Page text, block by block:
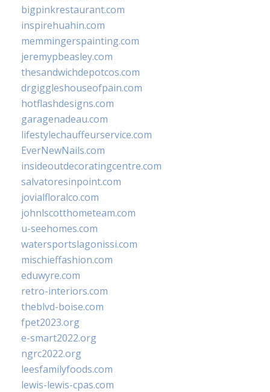
bigpinkrestaurant.com
inspirehuahin.com
memmingerspainting.com
jeremypbeasley.com
thesandwichdepotcos.com
drgiggleshouseofpain.com
hotflashdesigns.com
garagenadeau.com
lifestylechauffeurservice.com
EverNewNails.com
insideoutdecoratingcentre.com
salvatoresinpoint.com
jovialfloralco.com
johnlscotthometeam.com
u-seehomes.com
watersportslagonissi.com
mischieffashion.com
eduwyre.com
retro-interiors.com
theblvd-boise.com
fpet2023.org
e-smart2022.org
ngrc2022.org
leesfamilyfoods.com
lewis-lewis-cpas.com